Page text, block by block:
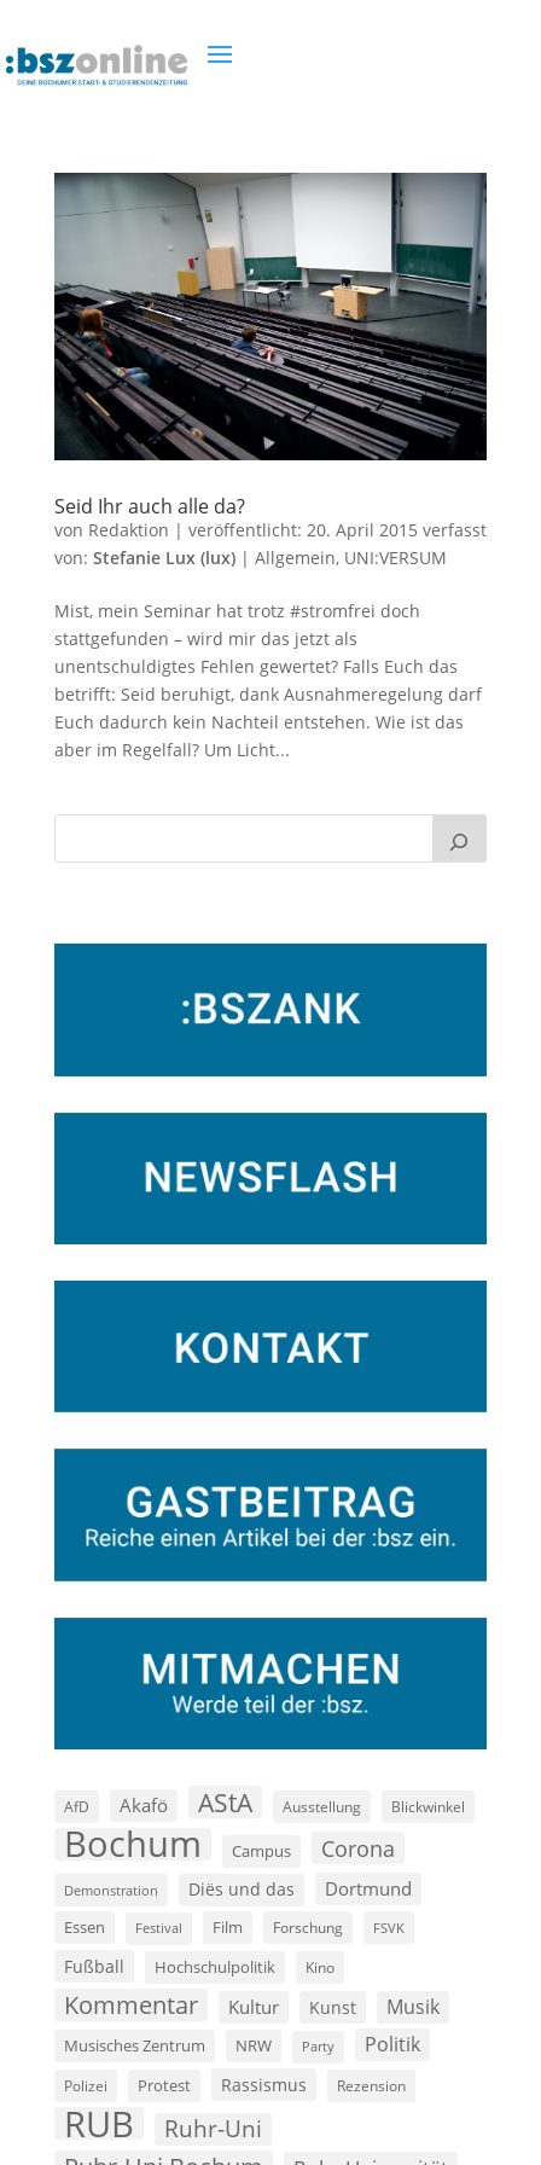
Seid Ihr auch alle da?
von Redaktion | veröffentlicht: 20. April 2015 verfasst
von: Stefanie Lux (lux)| Allgemein, UNI:VERSUM
Mist, mein Seminar hat trotz #stromfrei doch
stattgefunden – wird mir das jetzt als
unentschuldigtes Fehlen gewertet? Falls Euch das
betrifft: Seid beruhigt, dank Ausnahmeregelung darf
Euch dadurch kein Nachteil entstehen. Wie ist das
aber im Regelfall? Um Licht...
AfD Akafö AStA Ausstellung Blickwinkel
Bochum Campus Corona
Demonstration Diës und das Dortmund
Essen Festival Film Forschung FSVK
Fußball Hochschulpolitik Kino
Kommentar Kultur Kunst Musik
Musisches Zentrum NRW Party Politik
Polizei Protest Rassismus Rezension
RUB Ruhr-Uni